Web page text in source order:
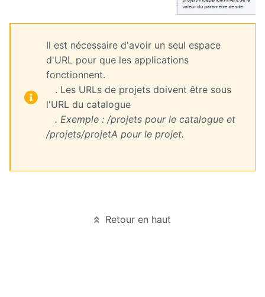
Il est nécessaire d'avoir un seul espace
d'URL pour que les applications
fonctionnent.
. Les URLs de projets doivent être sous
l'URL du catalogue
. Exemple : /projets pour le catalogue et
/projets/projetA pour le projet.
Retour en haut